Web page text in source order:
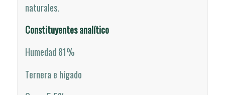
naturales.
Constituyentes analítico
Humedad 81%
Ternera e hígado